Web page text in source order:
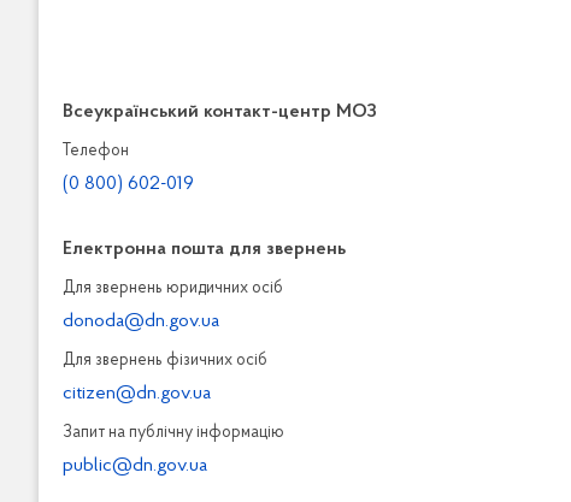
Всеукраїнський контакт-центр МОЗ
Телефон
(0 800) 602-019
Електронна пошта для звернень
Для звернень юридичних осiб
donoda@dn.gov.ua
Для звернень фізичних осiб
citizen@dn.gov.ua
Запит на публiчну інформацiю
public@dn.gov.ua